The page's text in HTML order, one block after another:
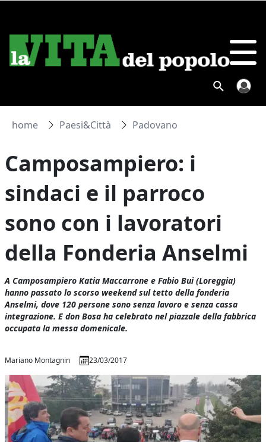
home Paesi&Città Padovano
Camposampiero: i
sindaci e il parroco
sono con i lavoratori
della Fonderia Anselmi
A Camposampiero Katia Maccarrone e Fabio Bui (Loreggia)
hanno passato lo scorso weekend sul tetto della fonderia
Anselmi, dove 120 persone sono senza lavoro e senza cassa
integrazione. E don Bosa ha celebrato nel piazzale della fabbrica
occupata la messa domenicale.
Mariano Montagnin 23/03/2017